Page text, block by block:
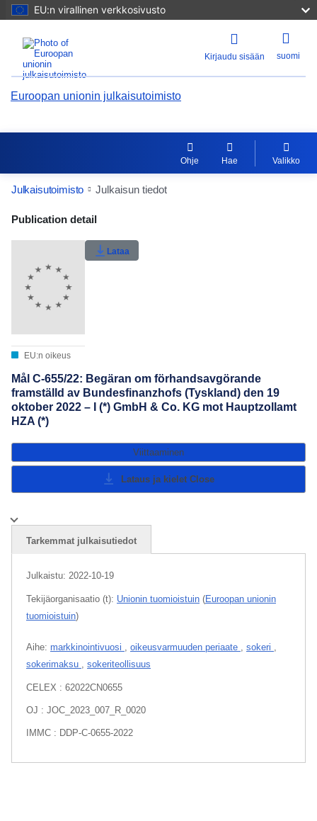
EU:n virallinen verkkosivusto
Kirjaudu sisään suomi
Euroopan unionin julkaisutoimisto
Ohje Hae Valikko
Julkaisutoimisto Julkaisun tiedot
Publication Detail Actions Portlet
Käyttäjän arvosana
Publication detail
EU:n oikeus
Lataa
Mål C-655/22: Begäran om förhandsavgörande
framställd av Bundesfinanzhofs (Tyskland) den 19
oktober 2022 – I (*) GmbH & Co. KG mot Hauptzollamt
HZA (*)
Viittaaminen
Lataus ja kielet Close
Tarkemmat julkaisutiedot
Julkaistu: 2022-10-19
Tekijäorganisaatio (t): Unionin tuomioistuin (Euroopan unionin
tuomioistuin)
Aihe: markkinointivuosi oikeusvarmuuden periaate sokeri
sokerimaksu
sokeriteollisuus
CELEX : 62022CN0655
OJ : JOC_2023_007_R_0020
IMMC : DDP-C-0655-2022